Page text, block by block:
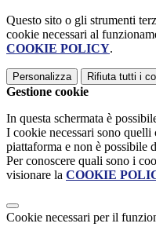
Questo sito o gli strumenti
cookie necessari al
COOKIE POLICY.
Personalizza Rifiuta tutti i
Gestione cookie
In questa schermata è
I cookie necessari sono
piattaforma e non è possibile
Per conoscere quali sono i
visionare la COOKIE
Cookie necessari per il